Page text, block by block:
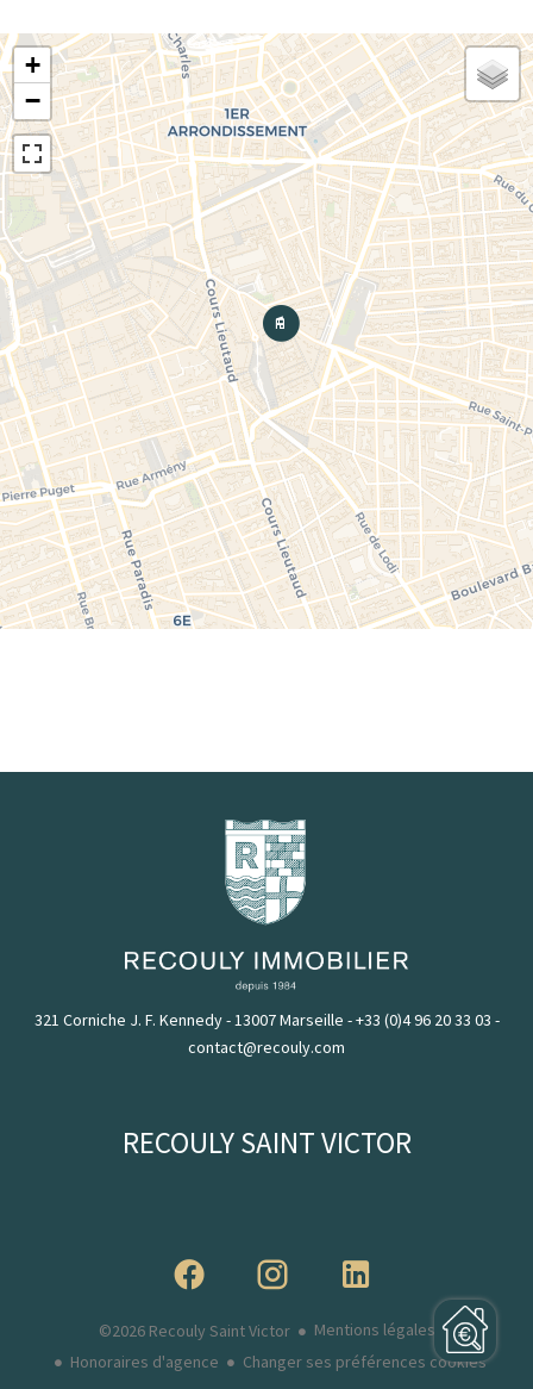
+
−
321 Corniche J. F. Kennedy - 13007 Marseille -+33 (0)4 96 20 33 03 -
contact@recouly.com
RECOULY SAINT VICTOR
©2026 Recouly Saint Victor
Mentions légales
Honoraires d'agence
Changer ses préférences cookies